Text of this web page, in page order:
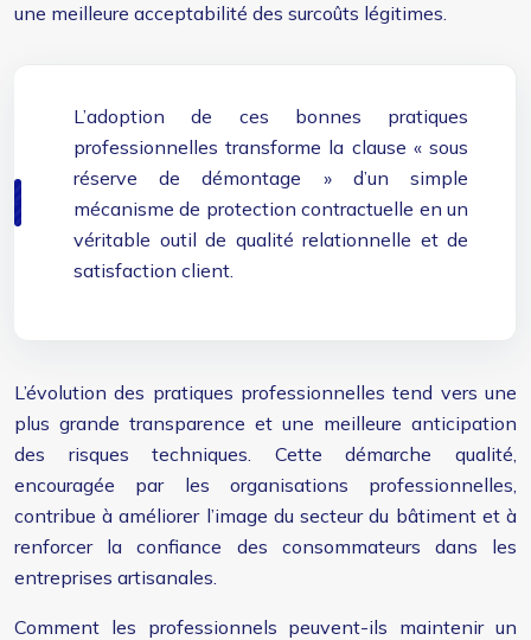
une meilleure acceptabilité des surcoûts légitimes.
L’adoption de ces bonnes pratiques
professionnelles transforme la clause « sous
réserve de démontage » d’un simple
mécanisme de protection contractuelle en un
véritable outil de qualité relationnelle et de
satisfaction client.
L’évolution des pratiques professionnelles tend vers une
plus grande transparence et une meilleure anticipation
des risques techniques. Cette démarche qualité,
encouragée par les organisations professionnelles,
contribue à améliorer l’image du secteur du bâtiment et à
renforcer la confiance des consommateurs dans les
entreprises artisanales.
Comment les professionnels peuvent-ils maintenir un